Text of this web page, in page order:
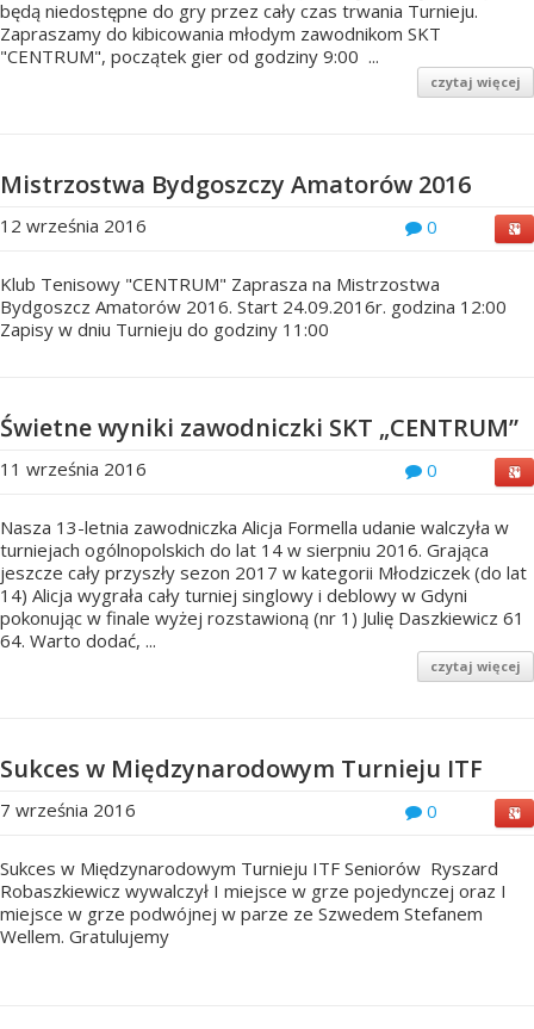
będą niedostępne do gry przez cały czas trwania Turnieju.
Zapraszamy do kibicowania młodym zawodnikom SKT
"CENTRUM", początek gier od godziny 9:00 ...
czytaj więcej
Mistrzostwa Bydgoszczy Amatorów 2016
0
12 września 2016
Klub Tenisowy "CENTRUM" Zaprasza na Mistrzostwa
Bydgoszcz Amatorów 2016. Start 24.09.2016r. godzina 12:00
Zapisy w dniu Turnieju do godziny 11:00
Świetne wyniki zawodniczki SKT „CENTRUM”
0
11 września 2016
Nasza 13-letnia zawodniczka Alicja Formella udanie walczyła w
turniejach ogólnopolskich do lat 14 w sierpniu 2016. Grająca
jeszcze cały przyszły sezon 2017 w kategorii Młodziczek (do lat
14) Alicja wygrała cały turniej singlowy i deblowy w Gdyni
pokonując w finale wyżej rozstawioną (nr 1) Julię Daszkiewicz 61
64. Warto dodać, ...
czytaj więcej
Sukces w Międzynarodowym Turnieju ITF
0
7 września 2016
Sukces w Międzynarodowym Turnieju ITF Seniorów Ryszard
Robaszkiewicz wywalczył I miejsce w grze pojedynczej oraz I
miejsce w grze podwójnej w parze ze Szwedem Stefanem
Wellem. Gratulujemy